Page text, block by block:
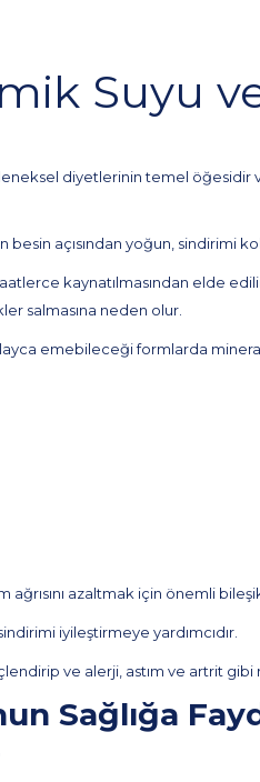
Suyu
diyetlerinin temel
besin açısından yoğun, sindirimi
kaynatılmasından elde
salmasına neden olur.
emebileceği formlarda
azaltmak için önemli
iyileştirmeye yardımcıdır.
ve alerji, astım ve artrit
Sağlığa